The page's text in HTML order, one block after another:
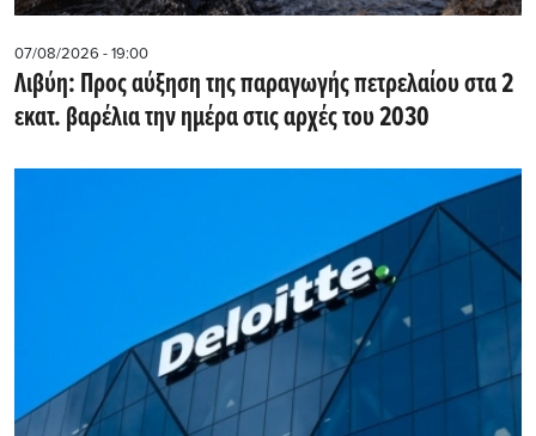
07/08/2026 - 19:00
Λιβύη: Προς αύξηση της παραγωγής πετρελαίου στα 2
εκατ. βαρέλια την ημέρα στις αρχές του 2030